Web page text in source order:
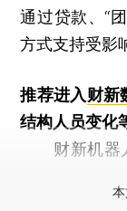
通过贷款、“
方式支持受影
推荐进入财新
结构人员变化
财新机器人